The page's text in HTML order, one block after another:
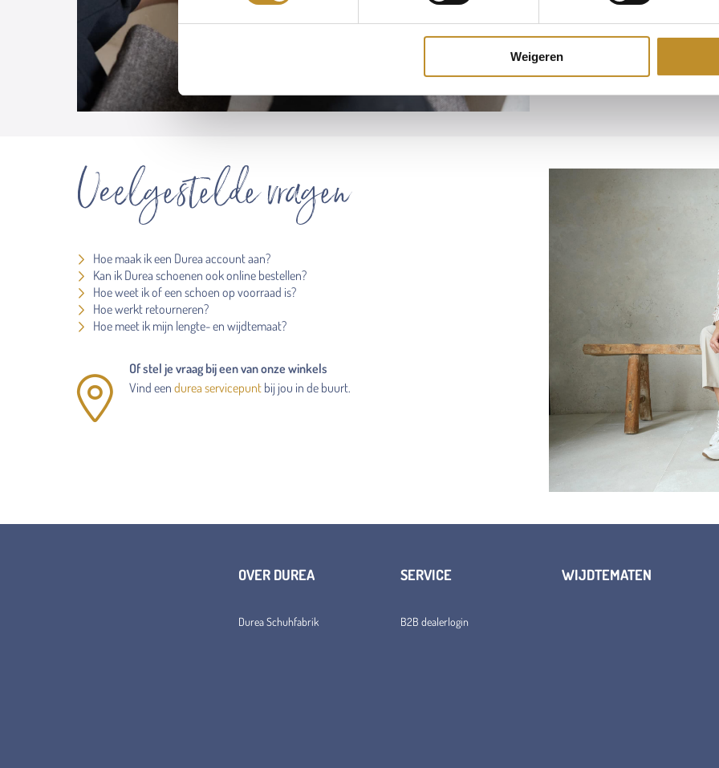
Weigeren
Veelgestelde vragen
Hoe maak ik een Durea account aan?
Kan ik Durea schoenen ook online bestellen?
Hoe weet ik of een schoen op voorraad is?
Hoe werkt retourneren?
Hoe meet ik mijn lengte- en wijdtemaat?
Of stel je vraag bij een van onze winkels
Vind een durea servicepunt bij jou in de buurt.
OVER DUREA
Durea Schuhfabrik
SERVICE
B2B dealerlogin
WIJDTEMATEN